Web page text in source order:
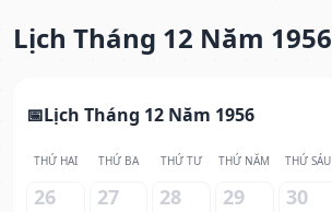
Lịch Tháng 12 Năm 1956
Lịch Tháng 12 Năm 1956
THỨ HAI THỨ BA THỨ TƯ THỨ NĂM THỨ SÁU
26 27 28 29 30